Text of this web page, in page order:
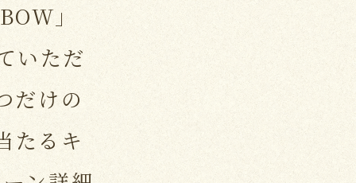
」
いただ
だけの
たるキ